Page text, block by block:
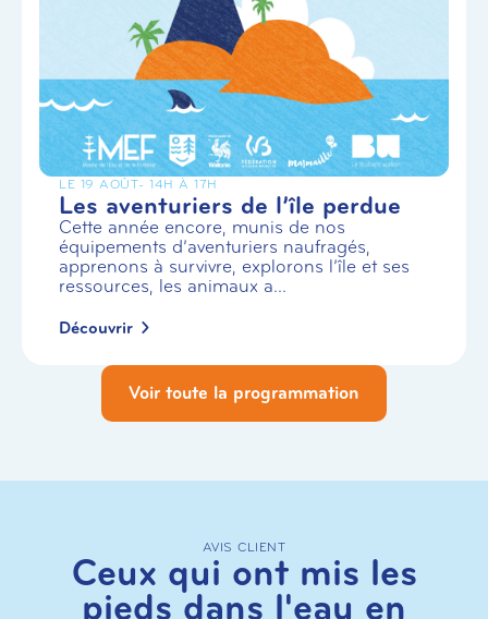
LE 19 AOÛT- 14H À 17H
Les aventuriers de l’île perdue
Cette année encore, munis de nos
équipements d’aventuriers naufragés,
apprenons à survivre, explorons l’île et ses
ressources, les animaux a...
Découvrir
Voir toute la programmation
AVIS CLIENT
Ceux qui ont mis les
pieds dans l'eau en